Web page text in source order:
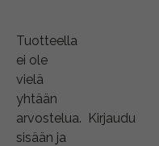
Tuotteella
ei ole
vielä
yhtään
arvostelua. Kirjaudu
sisään ja